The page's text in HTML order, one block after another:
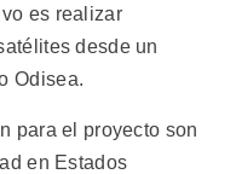
es realizar
desde un
Odisea.
para el proyecto son
en Estados